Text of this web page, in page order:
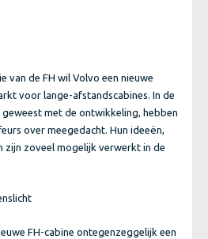
van de FH wil Volvo een nieuwe
voor lange-afstandscabines. In de
met de ontwikkeling, hebben
over meegedacht. Hun ideeën,
zijn zoveel mogelijk verwerkt in de
FH-cabine ontegenzeggelijk een